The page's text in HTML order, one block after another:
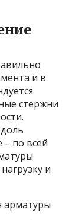
и в
стержни
по всей
и
арматуры